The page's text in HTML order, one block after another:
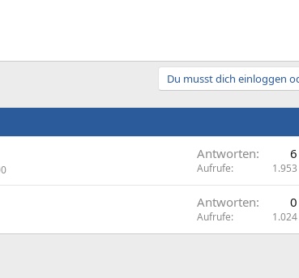
Du musst dich einloggen
Antworten 6
Aufrufe 1.953
Antworten 0
Aufrufe 1.024